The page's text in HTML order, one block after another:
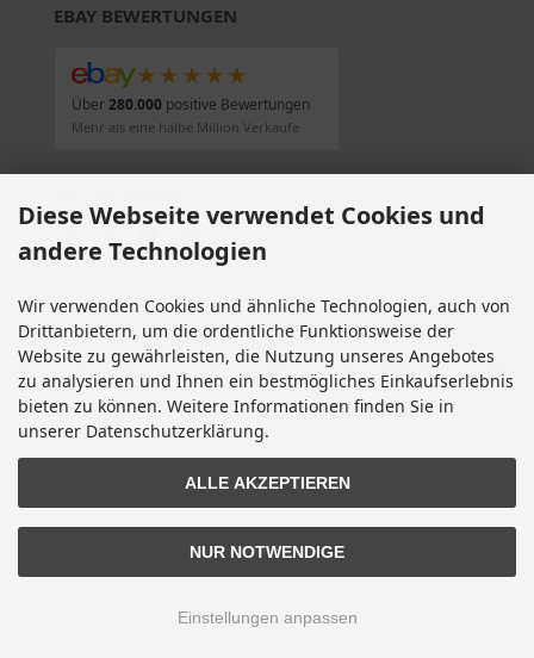
EBAY BEWERTUNGEN
★★★★★
Über280.000positive Bewertungen
Mehr als eine halbe Million Verkäufe
Alle Preise inkl. gesetzl. MwSt. zzgl. Versandkosten . Die durchgestrichenen Preise
entsprechen dem bisherigen Preis bei Motorradteile & Motorrad Ersatzteile.
Motorradteile & Motorrad Ersatzteile © 2026 | Template © 2009-2026 by modified
eCommerce Shopsoftware
modified eCommerce Shopsoftware © 2009-2026
Diese Webseite verwendet Cookies und
andere Technologien
Wir verwenden Cookies und ähnliche Technologien, auch von
Drittanbietern, um die ordentliche Funktionsweise der
Website zu gewährleisten, die Nutzung unseres Angebotes
zu analysieren und Ihnen ein bestmögliches Einkaufserlebnis
bieten zu können. Weitere Informationen finden Sie in
unserer Datenschutzerklärung.
ALLE AKZEPTIEREN
NUR NOTWENDIGE
Einstellungen anpassen